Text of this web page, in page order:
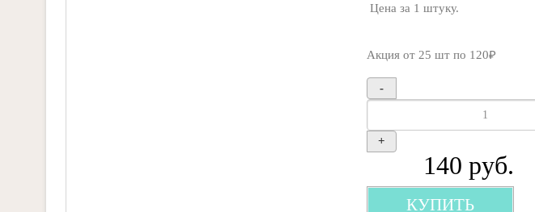
Цена за 1 штуку.
Акция от 25 шт по 120₽
-
+
140 руб.
КУПИТЬ